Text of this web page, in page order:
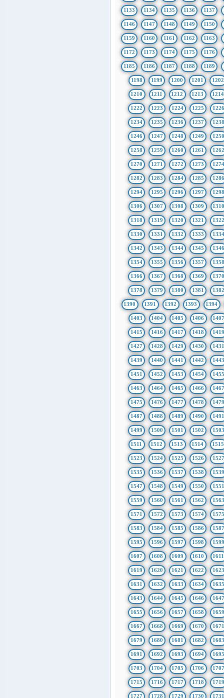
1133 1134 1135 1136 1137
1146 1147 1148 1149 1150
1159 1160 1161 1162 1163
1172 1173 1174 1175 1176
1185 1186 1187 1188 1189
1198 1199 1200 1201 1202
1210 1211 1212 1213 1214
1222 1223 1224 1225 1226
1234 1235 1236 1237 1238
1246 1247 1248 1249 1250
1258 1259 1260 1261 1262
1270 1271 1272 1273 1274
1282 1283 1284 1285 1286
1294 1295 1296 1297 1298
1306 1307 1308 1309
1318 1319 1320 1321 1322
1330 1331 1332 1333 1334
1342 1343 1344 1345 1346
1354 1355 1356 1357 1358
1366 1367 1368 1369 1370
1378 1379 1380 1381 1382
1390 1391 1392 1393 1394
1403 1404 1405 1406
1415 1416 1417 1418 1419
1427 1428 1429 1430 1431
1439 1440 1441 1442 1443
1451 1452 1453 1454 1455
1463 1464 1465 1466 1467
1475 1476 1477 1478 1479
1487 1488 1489 1490 1491
1499 1500 1501 1502 1503
1511 1512 1513 1514 1515
1523 1524 1525 1526 1527
1535 1536 1537 1538 1539
1547 1548 1549 1550 1551
1559 1560 1561 1562 1563
1571 1572 1573 1574 1575
1583 1584 1585 1586 1587
1595 1596 1597 1598 1599
1607 1608 1609 1610 1611
1619 1620 1621 1622 1623
1631 1632 1633 1634 1635
1643 1644 1645 1646 1647
1655 1656 1657 1658 1659
1667 1668 1669 1670 1671
1679 1680 1681 1682 1683
1691 1692 1693 1694 1695
1703 1704 1705 1706
1715 1716 1717 1718 1719
1727 1728 1729 1730 1731